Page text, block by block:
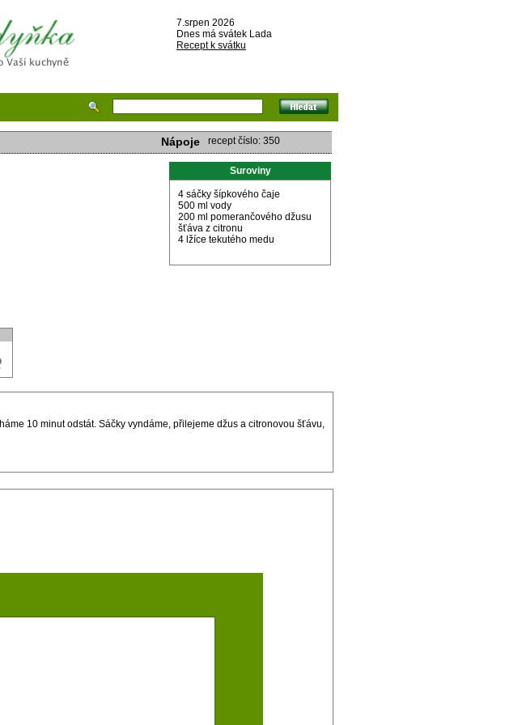
7.srpen 2026
Dnes má svátek Lada
Recept k svátku
Nápoje recept číslo: 350
Suroviny
4 sáčky šípkového čaje
500 ml vody
200 ml pomerančového džusu
šťáva z citronu
4 lžíce tekutého medu
10 minut odstát. Sáčky vyndáme, přilejeme džus a citronovou šťávu,